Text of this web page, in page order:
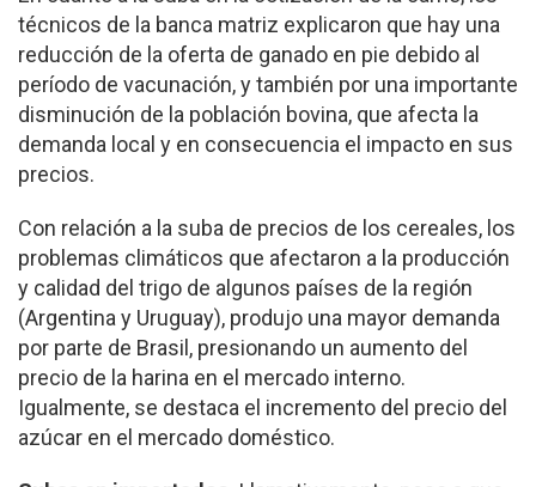
técnicos de la banca matriz explicaron que hay una
reducción de la oferta de ganado en pie debido al
período de vacunación, y también por una importante
disminución de la población bovina, que afecta la
demanda local y en consecuencia el impacto en sus
precios.
Con relación a la suba de precios de los cereales, los
problemas climáticos que afectaron a la producción
y calidad del trigo de algunos países de la región
(Argentina y Uruguay), produjo una mayor demanda
por parte de Brasil, presionando un aumento del
precio de la harina en el mercado interno.
Igualmente, se destaca el incremento del precio del
azúcar en el mercado doméstico.